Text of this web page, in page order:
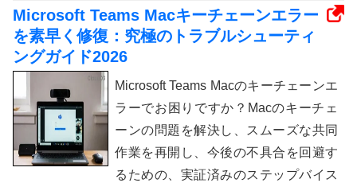
Microsoft Teams Macキーチェーンエラー
を素早く修復：究極のトラブルシューティ
ングガイド2026
Microsoft Teams Macのキーチェーンエ
ラーでお困りですか？Macのキーチェ
ーンの問題を解決し、スムーズな共同
作業を再開し、今後の不具合を回避す
るための、実証済みのステップバイス